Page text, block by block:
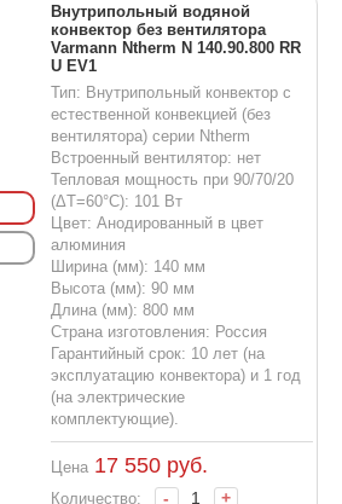
Внутрипольный водяной
конвектор без вентилятора
Varmann Ntherm N 140.90.800 RR
U EV1
Тип: Внутрипольный конвектор с
естественной конвекцией (без
вентилятора) серии Ntherm
Встроенный вентилятор: нет
Тепловая мощность при 90/70/20
(ΔT=60°C): 101 Вт
Цвет: Анодированный в цвет
алюминия
Ширина (мм): 140 мм
Высота (мм): 90 мм
Длина (мм): 800 мм
Страна изготовления: Россия
Гарантийный срок: 10 лет (на
эксплуатацию конвектора) и 1 год
(на электрические
комплектующие).
Цена 17 550руб.
Количество: - +